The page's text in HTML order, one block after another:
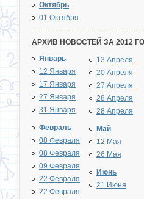
Октябрь
01 Октября
АРХИВ НОВОСТЕЙ ЗА 2012
Январь
12 Января
17 Января
27 Января
31 Января
Февраль
08 Февраля
08 Февраля
09 Февраля
22 Февраля
22 Февраля
13 Апреля
20 Апреля
27 Апреля
28 Апреля
28 Апреля
Май
12 Мая
26 Мая
Июнь
21 Июня